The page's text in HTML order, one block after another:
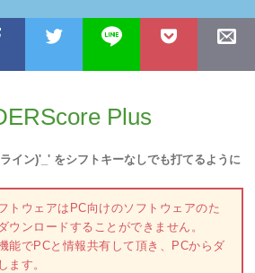
Plus
イン)'_' をシフトキーなしでも打てるように
トウェアはPC向けのソフトウェアのた
ウンロードすることができません。
能でPCと情報共有して頂き、PCからダ
ます。